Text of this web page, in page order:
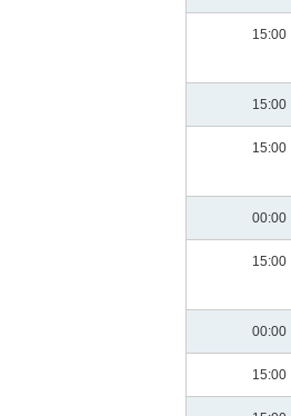
15:00
15:00
15:00
00:00
15:00
00:00
15:00